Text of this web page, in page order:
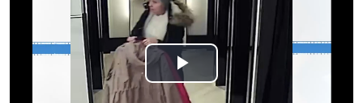
Odtwórz